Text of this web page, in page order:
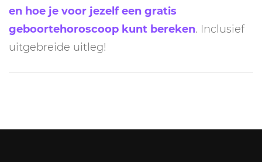
en hoe je voor jezelf een gratis
geboortehoroscoop kunt bereken. Inclusief
uitgebreide uitleg!